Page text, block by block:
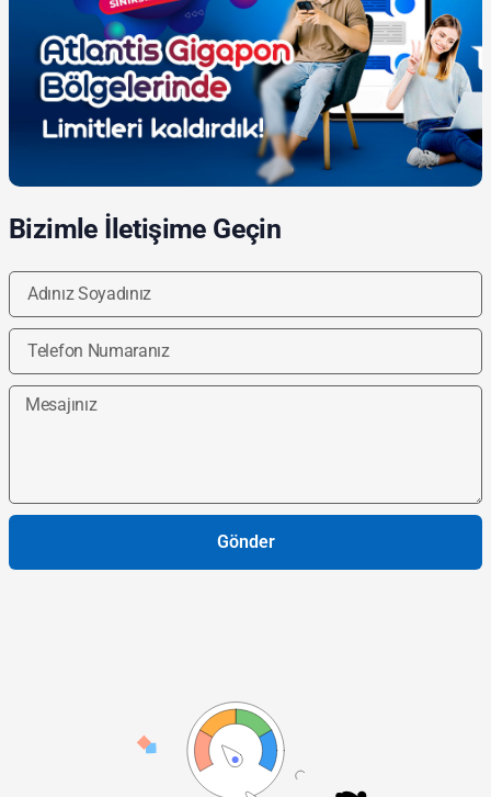
Bizimle İletişime Geçin
Gönder